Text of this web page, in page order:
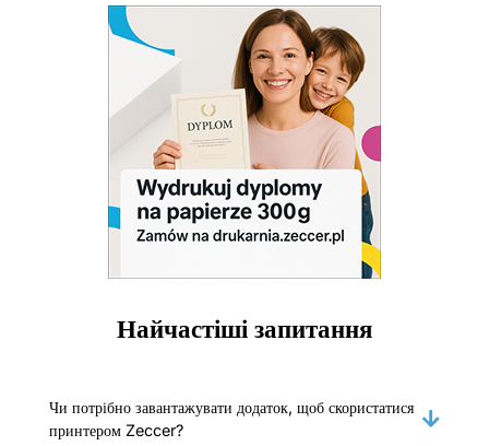
Найчастіші запитання
Чи потрібно завантажувати додаток, щоб скористатися
принтером Zeccer?